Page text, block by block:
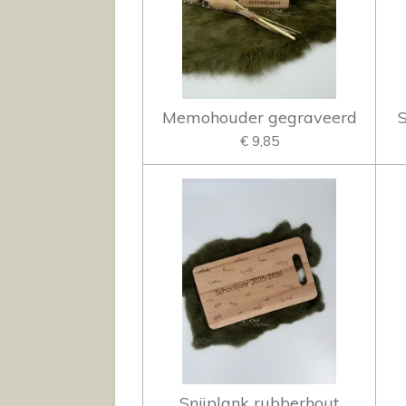
Memohouder gegraveerd
€ 9,85